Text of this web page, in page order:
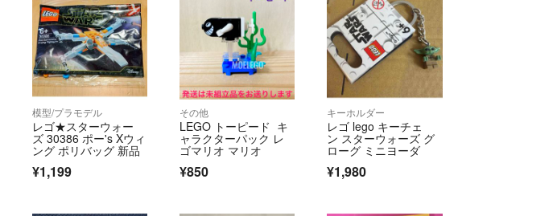
模型/プラモデル
レゴ★スターウォー
ズ 30386 ポー's Xウィ
ング ポリバッグ 新品
¥1,199
その他
LEGO トーピード キ
ャラクターパック レ
ゴマリオ マリオ
¥850
キーホルダー
レゴ lego キーチェ
ン スターウォーズ グ
ローグ ミニヨーダ
¥1,980